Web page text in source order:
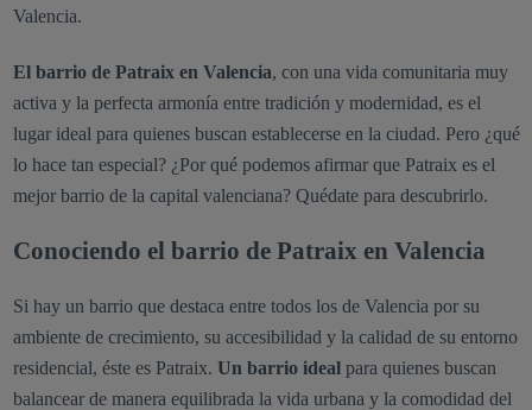
Valencia.
El barrio de Patraix en Valencia, con una vida comunitaria muy
activa y la perfecta armonía entre tradición y modernidad, es el
lugar ideal para quienes buscan establecerse en la ciudad. Pero ¿qué
lo hace tan especial? ¿Por qué podemos afirmar que Patraix es el
mejor barrio de la capital valenciana? Quédate para descubrirlo.
Conociendo el barrio de Patraix en Valencia
Si hay un barrio que destaca entre todos los de Valencia por su
ambiente de crecimiento, su accesibilidad y la calidad de su entorno
residencial, éste es Patraix. Un barrio idealpara quienes buscan
balancear de manera equilibrada la vida urbana y la comodidad del